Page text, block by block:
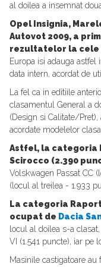
al doilea a insemnat
Opel Insignia,
Autovot 2009, a
rezultatelor la cele
Europa isi adauga
data intern, acordat de
La fel ca in editiile
clasamentul General a
(Design si Calitate/
acordate modelelor
Astfel, la categoria
Scirocco (2.390
Volskwagen Passat CC
(locul al treilea - 1.933
La categoria
ocupat de Dacia
locul al doilea s-a
VI (1.541 puncte), iar pe
Masinile castigatoare